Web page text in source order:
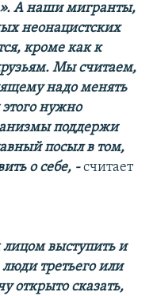
А наши мигранты,
неонацистских
кроме как к
Мы считаем,
надо менять
нужно
поддержи
посыл в том,
о себе, -считает
выступить и
третьего или
открыто сказать,